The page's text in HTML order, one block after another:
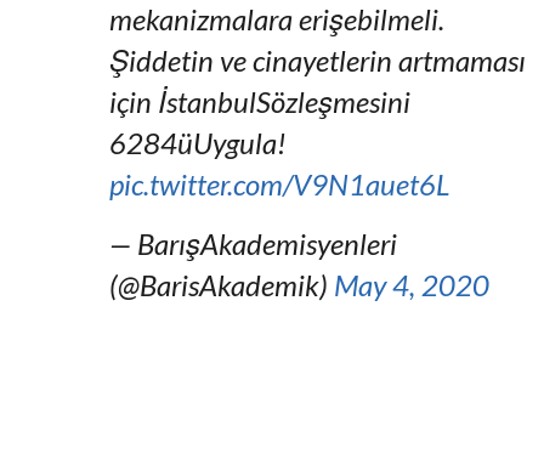
mekanizmalara erişebilmeli.
Şiddetin ve cinayetlerin artmaması
için İstanbulSözleşmesini
6284üUygula!
pic.twitter.com/V9N1auet6L
— BarışAkademisyenleri
(@BarisAkademik) May 4, 2020